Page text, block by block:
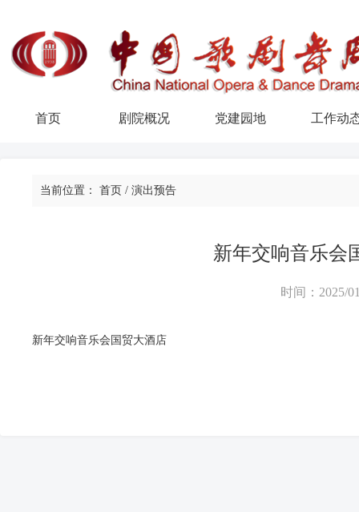
首页 剧院概况 党建园地 工作动
当前位置： 首页 / 演出预告
新年交响音乐会
时间：2025/
新年交响音乐会国贸大酒店